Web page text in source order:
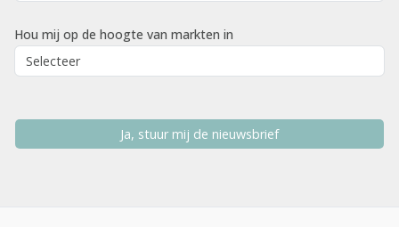
Hou mij op de hoogte van markten in
Ja, stuur mij de nieuwsbrief